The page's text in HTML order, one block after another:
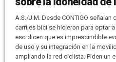
A.S./J.M. Desde CONTIGO
carriles bici se hicieron para optar
eso dicen que es imprescindible
de uso y su integración en la
ampliando la red ciclista. Piden un